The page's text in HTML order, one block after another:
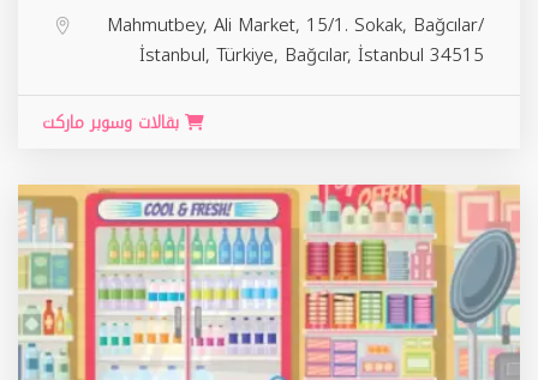
Mahmutbey, Ali Market, 15/1. Sokak, Bağcılar/
İstanbul, Türkiye, Bağcılar, İstanbul 34515
بقالات وسوبر ماركت